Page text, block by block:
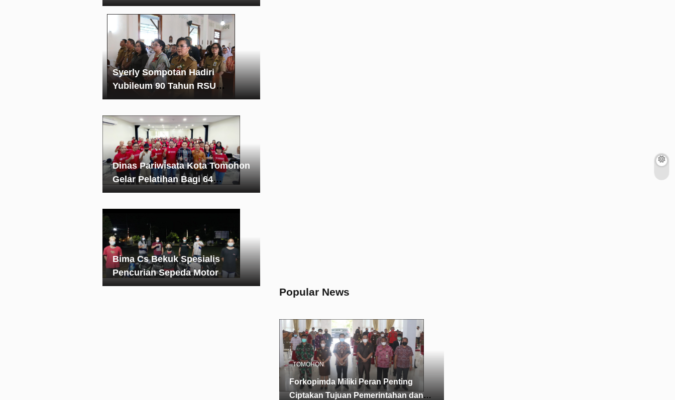
Popular News
TOMOHON
Forkopimda Miliki Peran Penting
Ciptakan Tujuan Pemerintahan dan
Sportivitas Dalam Bertanding
Syerly Sompotan Hadiri
Yubileum 90 Tahun RSU
Gunung Maria Tomohon
Dinas Pariwisata Kota Tomohon
Gelar Pelatihan Bagi 64
Dekorator
Bima Cs Bekuk Spesialis
Pencurian Sepeda Motor